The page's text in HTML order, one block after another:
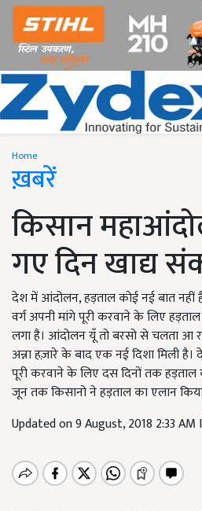
Home
ख़बरें
किसान
गए दिन खाद्य
देश में आंदोलन, हड़ताल कोई नई बात नहीं
वर्ग अपनी मांगे पूरी करवाने के लिए
लगा है। आंदोलन यूँ तो बरसो से चलता आ
अन्ना हज़ारे के बाद एक नई दिशा मिली
पूरी करवाने के लिए दस दिनों तक
जून तक किसानो ने हड़ताल का एलान किया
Updated on 9 August, 2018 2:33 AM